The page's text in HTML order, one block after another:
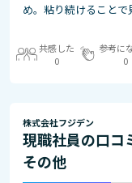
め。粘り続けることで
共感した
0
参考に
0
株式会社フジデン
現職社員の口コ
その他